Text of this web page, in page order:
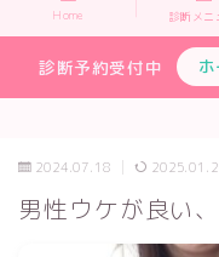
診断メニュー
Home 診断メニ
診断予約受付中
2024.07.18
男性ウケが良い